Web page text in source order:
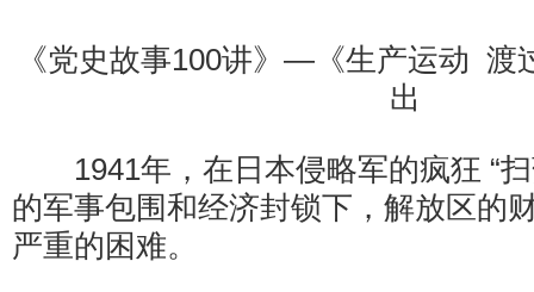
《党史故事100讲》—《生产运动
出
1941年，在日本侵略军的疯狂 “扫
的军事包围和经济封锁下，解放区的
严重的困难。